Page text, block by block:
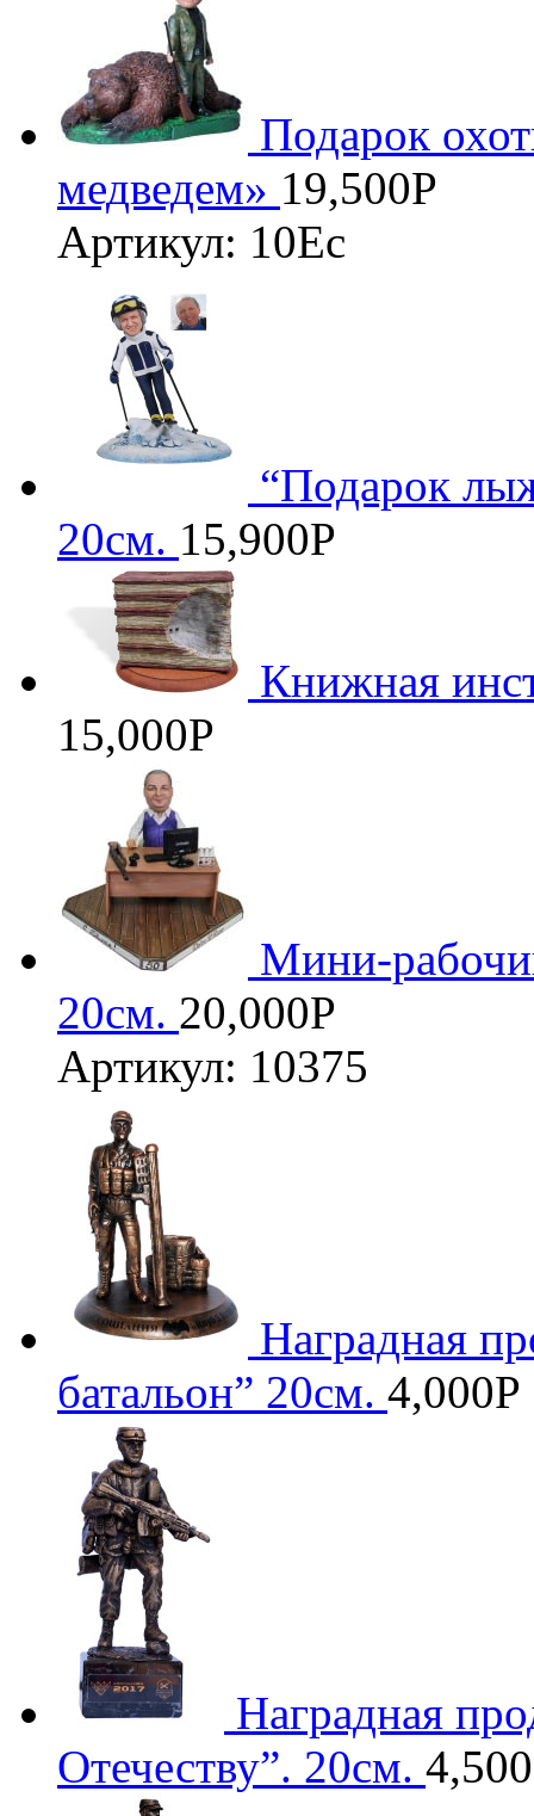
Подарок
медведем» 19,500Р
Артикул: 10Ес
“Подарок
20см. 15,900Р
Книжная
15,000Р
Мини-
20см. 20,000Р
Артикул: 10375
Наградная
батальон” 20см. 4,000Р
Наградная
Отечеству”. 20см. 4,500